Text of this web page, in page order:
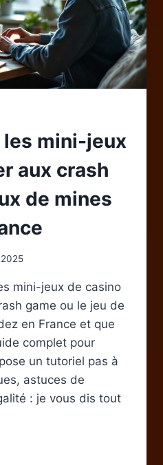
les mini-jeux
aux crash
de mines
mini-jeux de casino
game ou le jeu de
en France et que
complet pour
un tutoriel pas à
astuces de
: je vous dis tout